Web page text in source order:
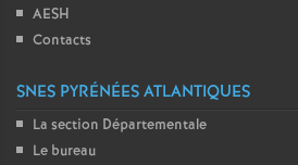
AESH
Contacts
SNES PYRÉNÉES ATLANTIQUES
La section Départementale
Le bureau